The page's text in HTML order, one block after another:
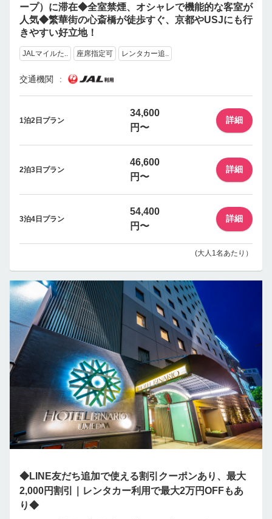
ープ）に滞在◆全室禁煙、オシャレで機能的な客室が
人気◆繁華街の心斎橋が徒歩すぐ、京都やUSJにも行
きやすい好立地！
JALマイルた.. 座席指定可 レンタカー追..
交通機関
1泊2日プラン
34,600
円〜
詳細
2泊3日プラン
46,600
円〜
詳細
3泊4日プラン
54,400
円〜
詳細
(大人1名あたり）
◆LINE友だち追加で使える割引クーポンあり、最大
2,000円割引｜レンタカー利用で最大2万円OFFもあ
り◆